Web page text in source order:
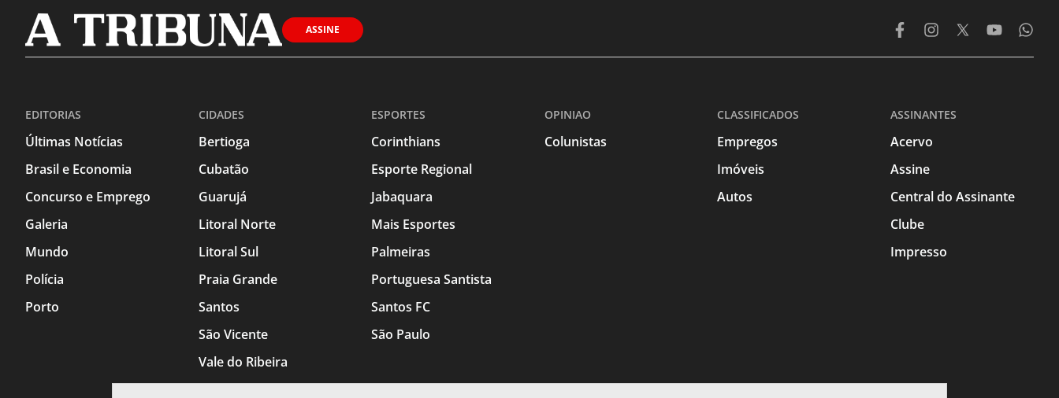
ASSINE
EDITORIAS
Últimas Notícias
Brasil e Economia
Concurso e Emprego
Galeria
Mundo
Polícia
Porto
CIDADES
Bertioga
Cubatão
Guarujá
Litoral Norte
Litoral Sul
Praia Grande
Santos
São Vicente
Vale do Ribeira
ESPORTES
Corinthians
Esporte Regional
Jabaquara
Mais Esportes
Palmeiras
Portuguesa Santista
Santos FC
São Paulo
OPINIAO
Colunistas
CLASSIFICADOS
Empregos
Imóveis
Autos
ASSINANTES
Acervo
Assine
Central do Assinante
Clube
Impresso